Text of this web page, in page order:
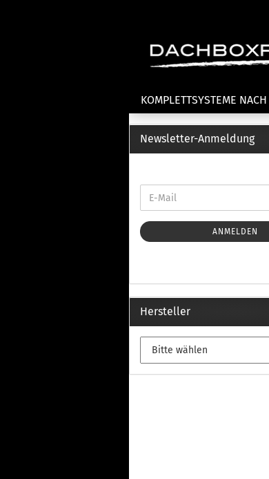
KOMPLETTSYSTEME
Heckklappenfahrradträger
Anhängekupplungsträger
E-Bike Fahrradträger
Newsletter-Anmeldung
ANMELDEN
Hersteller